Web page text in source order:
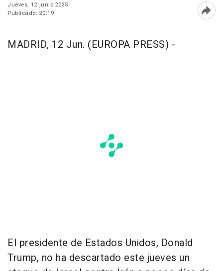
Jueves, 12 junio 2025
Publicado: 20:19
MADRID, 12 Jun. (EUROPA PRESS) -
El presidente de Estados Unidos, Donald
Trump, no ha descartado este jueves un